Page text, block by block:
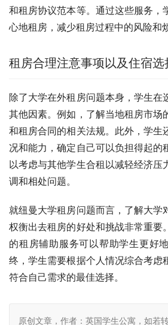
和租房协议范本等。通过这些服务，
心地租房，减少租房过程中的风险和
租房合理注意事项以及住宿
除了大学在外租房问题本身，学生在
其他因素。例如，了解当地租房市场
和租房合同的相关法规。此外，学生
况和能力，确定自己可以负担得起的
以考虑与其他学生合租以减轻经济压
调和相处问题。
就纽曼大学租房问题而言，了解大学
权衡出去租房的好处和挑战非常重要
的租房辅助服务可以帮助学生更好
终，学生需要根据个人情况综合考虑
符合自己需求的最佳选择。
原创文章，作者：英国学生公寓，如若